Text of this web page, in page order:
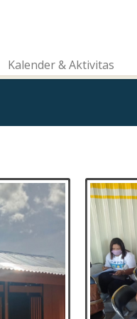
Kalender & Aktivitas